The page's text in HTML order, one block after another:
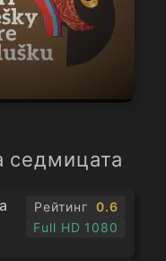
седмицата
Рейтинг
0.6
Full HD 1080